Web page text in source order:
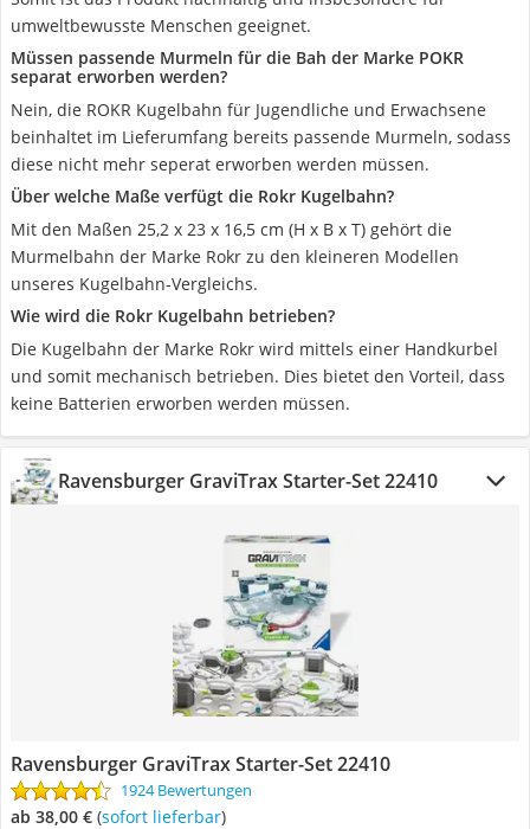
umweltbewusste Menschen geeignet.
Müssen passende Murmeln für die Bah der Marke POKR
separat erworben werden?
Nein, die ROKR Kugelbahn für Jugendliche und Erwachsene
beinhaltet im Lieferumfang bereits passende Murmeln, sodass
diese nicht mehr seperat erworben werden müssen.
Über welche Maße verfügt die Rokr Kugelbahn?
Mit den Maßen 25,2 x 23 x 16,5 cm (H x B x T) gehört die
Murmelbahn der Marke Rokr zu den kleineren Modellen
unseres Kugelbahn-Vergleichs.
Wie wird die Rokr Kugelbahn betrieben?
Die Kugelbahn der Marke Rokr wird mittels einer Handkurbel
und somit mechanisch betrieben. Dies bietet den Vorteil, dass
keine Batterien erworben werden müssen.
Ravensburger GraviTrax Starter-Set 22410
Ravensburger GraviTrax Starter-Set 22410
1924 Bewertungen
ab 38,00 € ( Sofort lieferbar)